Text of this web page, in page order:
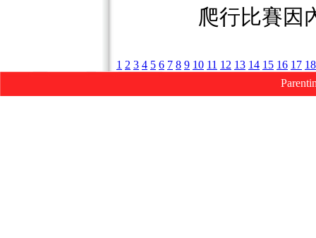
爬行比賽因
1 2 3 4 5 6 7 8 9 10 11 12 13 14 15 16 17 18